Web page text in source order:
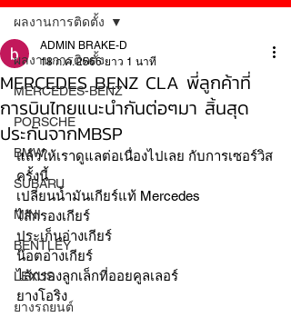
ผลงานการติดตั้ง
MERCEDES-BENZ
PORSCHE
BMW
SUBARU
MINI
BENTLEY
LEXUS
ยางรถยนต์
ผลงานการติดตั้ง
MERCEDES BENZ CLA พี่ลูกค้าที่
การบินไทยแนะนำกันต่อๆมา สิ้นสุด
ประกันจากMBSP
ADMIN BRAKE-D
18 ก.ค. 2566 ยาว 1 นาที
แล้วให้เราดูแลต่อเนื่องไปเลย กับการเซอร์วิส
ครั้งนี้
เปลี่ยนน้ำมันเกียร์แท้ Mercedes
ไส้กรองเกียร์
ประเก็นอ่างเกียร์
น๊อตอ่างเกียร์
ไส้กรองลูกเล็กที่ออยคูลเลอร์
ยางโอริง